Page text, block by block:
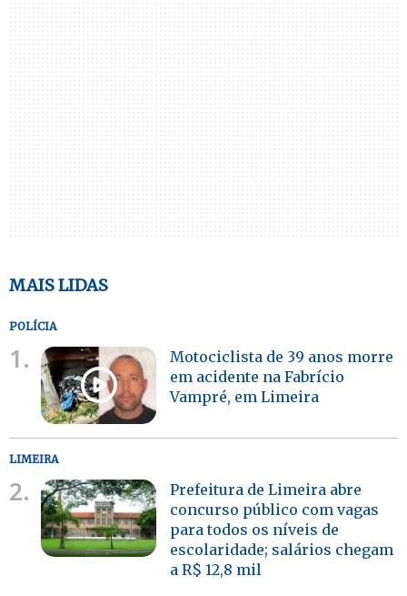
MAIS LIDAS
POLÍCIA
1.
Motociclista de 39 anos morre
em acidente na Fabrício
Vampré, em Limeira
LIMEIRA
2.
Prefeitura de Limeira abre
concurso público com vagas
para todos os níveis de
escolaridade; salários chegam
a R$ 12,8 mil